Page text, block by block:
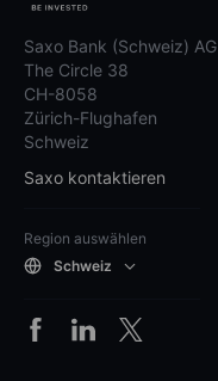
Saxo Bank (Schweiz) AG
The Circle 38
CH-8058
Zürich-Flughafen
Schweiz
Saxo kontaktieren
Region auswählen
Schweiz